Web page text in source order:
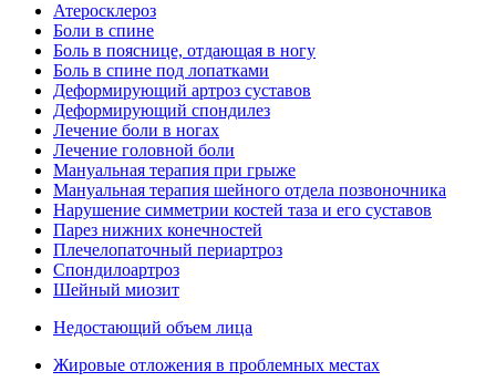
Атеросклероз
Боли в спине
Боль в пояснице, отдающая в ногу
Боль в спине под лопатками
Деформирующий артроз суставов
Деформирующий спондилез
Лечение боли в ногах
Лечение головной боли
Мануальная терапия при грыже
Мануальная терапия шейного отдела позвоночника
Нарушение симметрии костей таза и его суставов
Парез нижних конечностей
Плечелопаточный периартроз
Спондилоартроз
Шейный миозит
Недостающий объем лица
Жировые отложения в проблемных местах